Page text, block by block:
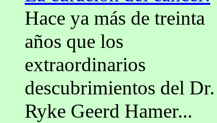
Hace ya más de treinta
años que los
extraordinarios
descubrimientos del Dr.
Ryke Geerd Hamer...